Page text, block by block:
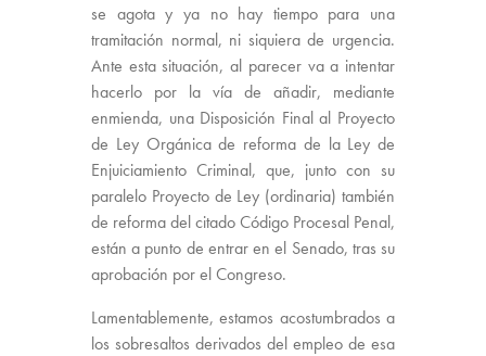
se agota y ya no hay tiempo para una
tramitación normal, ni siquiera de urgencia.
Ante esta situación, al parecer va a intentar
hacerlo por la vía de añadir, mediante
enmienda, una Disposición Final al Proyecto
de Ley Orgánica de reforma de la Ley de
Enjuiciamiento Criminal, que, junto con su
paralelo Proyecto de Ley (ordinaria) también
de reforma del citado Código Procesal Penal,
están a punto de entrar en el Senado, tras su
aprobación por el Congreso.
Lamentablemente, estamos acostumbrados a
los sobresaltos derivados del empleo de esa